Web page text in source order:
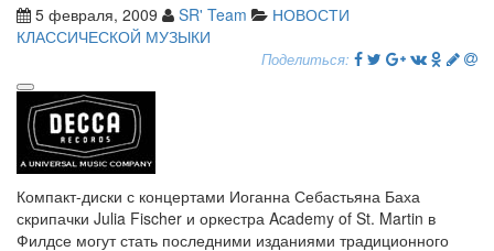
5 февраля, 2009 SR' Team
НОВОСТИ
КЛАССИЧЕСКОЙ МУЗЫКИ
Поделиться:
Компакт-диски с концертами Иоганна Себастьяна Баха
скрипачки Julia Fischer и оркестра Academy of St. Martin в
Филдсе могут стать последними изданиями традиционного